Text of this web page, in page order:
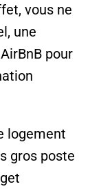
vous ne
une
pour
logement
gros poste